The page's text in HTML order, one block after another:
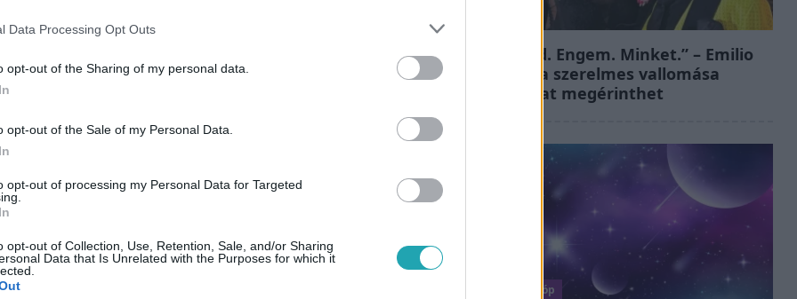
Data Processing Opt Outs
opt-out of the Sharing of my personal data.
opt-out of the Sale of my Personal Data.
opt-out of processing my Personal Data for Targeted
opt-out of Collection, Use, Retention, Sale, and/or Sharing
Data that Is Unrelated with the Purposes for which it
Schadl György és Völner Pál,
szálon is összeért.
között legyen a Google-találatokban!
„Téged. Engem. Minket.” – Emilio
és Tina szerelmes vallomása
sokakat megérinthet
Horoszkóp